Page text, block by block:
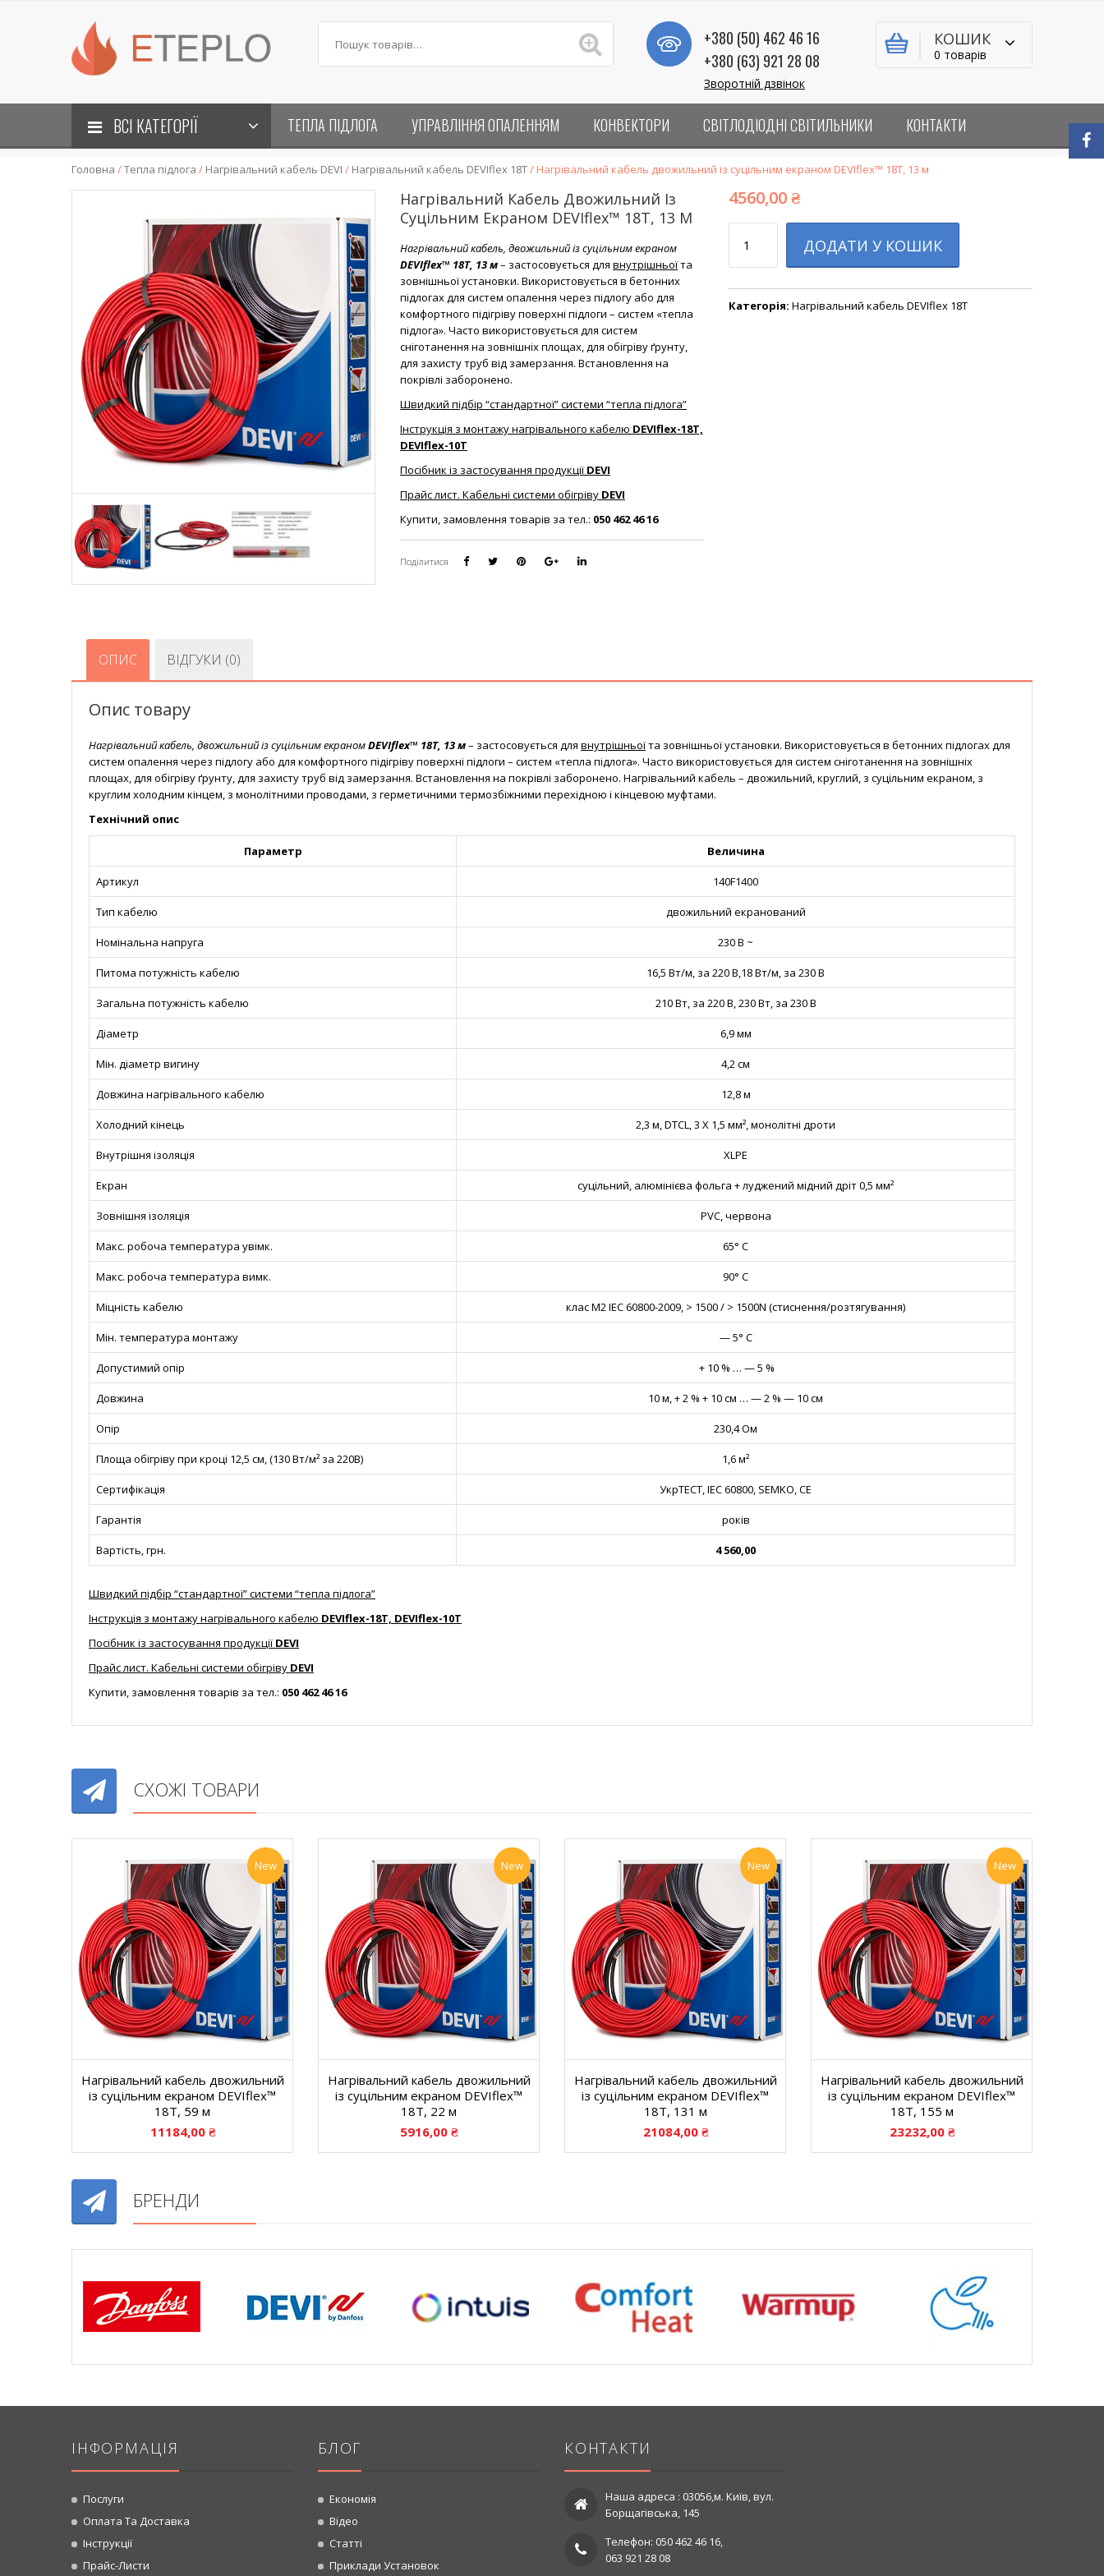
+380 (50) 462 46 16
+380 (63) 921 28 08
Зворотній дзвінок
КОШИК
0 товарів
ВСІ КАТЕГОРІЇ ТЕПЛА ПІДЛОГА УПРАВЛІННЯ ОПАЛЕННЯМ КОНВЕКТОРИ СВІТЛОДІОДНІ СВІТИЛЬНИКИ КОНТАКТИ
Головна /Тепла підлога / Нагрівальний кабель DEVI / Нагрівальний кабель DEVIflex 18T/ Нагрівальний кабель двожильний із суцільним екраном DEVIflex™ 18T, 13 м
Нагрівальний Кабель Двожильний Із
Суцільним Екраном DEVIflex™ 18T, 13 М
Нагрівальний кабель, двожильний із суцільним екраном
DEVIflex™ 18T, 13 м– застосовується для внутрішньоїта
зовнішньої установки. Використовується в бетонних
підлогах для систем опалення через підлогу або для
комфортного підігріву поверхні підлоги – систем «тепла
підлога». Часто використовується для систем
сніготанення на зовнішніх площах, для обігріву ґрунту,
для захисту труб від замерзання. Встановлення на
покрівлі заборонено.
Швидкий підбір “стандартної” системи “тепла підлога”
Інструкція з монтажу нагрівального кабелю DEVIflex-18T,
DEVIflex-10T
Посібник із застосування продукціїDEVI
Прайс лист. Кабельні системи обігріву DEVI
Купити, замовлення товарів за тел.: 050 462 46 16
Поділитися
4560,00₴
ДОДАТИ У КОШИК
Категорія: Нагрівальний кабель DEVIflex 18T
ОПИС ВІДГУКИ (0)
Опис товару
Нагрівальний кабель, двожильний із суцільним екраномDEVIflex™ 18T, 13 м– застосовується для внутрішньоїта зовнішньої установки. Використовується в бетонних підлогах для
систем опалення через підлогу або для комфортного підігріву поверхні підлоги – систем «тепла підлога». Часто використовується для систем сніготанення на зовнішніх
площах, для обігріву ґрунту, для захисту труб від замерзання. Встановлення на покрівлі заборонено. Нагрівальний кабель – двожильний, круглий, з суцільним екраном, з
круглим холодним кінцем, з монолітними проводами, з герметичними термозбіжними перехідною і кінцевою муфтами.
Технічний опис
Параметр Величина
Артикул 140F1400
Тип кабелю двожильний екранований
Номінальна напруга 230 В ~
Питома потужність кабелю 16,5 Вт/м, за 220 В,18 Вт/м, за 230 В
Загальна потужність кабелю 210 Вт, за 220 В, 230 Вт, за 230 В
Діаметр 6,9 мм
Мін. діаметр вигину 4,2 см
Довжина нагрівального кабелю 12,8 м
Холодний кінець 2,3 м, DTCL, 3 X 1,5 мм², монолітні дроти
Внутрішня ізоляція XLPE
Екран суцільний, алюмінієва фольга + луджений мідний дріт 0,5 мм²
Зовнішня ізоляція PVC, червона
Макс. робоча температура увімк. 65° С
Макс. робоча температура вимк. 90° С
Міцність кабелю клас M2 IEC 60800-2009, > 1500 / > 1500N (стиснення/розтягування)
Мін. температура монтажу — 5° С
Допустимий опір + 10 % … — 5 %
Довжина 10 м, + 2 % + 10 см … — 2 % — 10 см
Опір 230,4 Ом
Площа обігріву при кроці 12,5 см, (130 Вт/м² за 220В) 1,6 м²
Сертифікація УкрТЕСТ, IEC 60800, SEMKO, CE
Гарантія років
Вартість, грн. 4 560,00
Швидкий підбір “стандартної” системи “тепла підлога”
Інструкція з монтажу нагрівального кабелю DEVIflex-18T, DEVIflex-10T
Посібник із застосування продукціїDEVI
Прайс лист. Кабельні системи обігріву DEVI
Купити, замовлення товарів за тел.: 050 462 46 16
СХОЖІ ТОВАРИ
New
Нагрівальний кабель двожильний
із суцільним екраном DEVIflex™
18T, 59 м
11184,00 ₴
New
Нагрівальний кабель двожильний
із суцільним екраном DEVIflex™
18T, 22 м
5916,00 ₴
New
Нагрівальний кабель двожильний
із суцільним екраном DEVIflex™
18T, 131 м
21084,00 ₴
New
Нагрівальний кабель двожильний
із суцільним екраном DEVIflex™
18T, 155 м
23232,00 ₴
БРЕНДИ
ІНФОРМАЦІЯ
Послуги
Оплата Та Доставка
Інструкції
Прайс-Листи
БЛОГ
Економія
Відео
Статті
Приклади Установок
КОНТАКТИ
Наша адреса : 03056,м. Київ, вул.
Борщагівська, 145
Телефон: 050 462 46 16,
063 921 28 08